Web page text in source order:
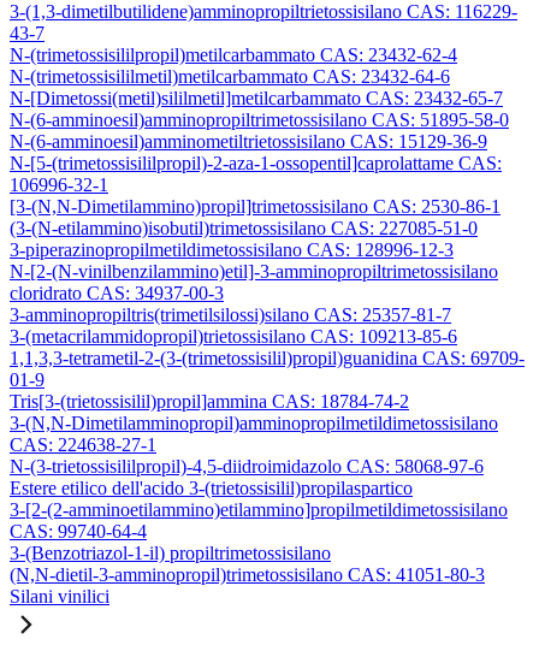
3-(1,3-dimetilbutilidene)amminopropiltrietossisilano CAS: 116229-
43-7
N-(trimetossisililpropil)metilcarbammato CAS: 23432-62-4
N-(trimetossisililmetil)metilcarbammato CAS: 23432-64-6
N-[Dimetossi(metil)sililmetil]metilcarbammato CAS: 23432-65-7
N-(6-amminoesil)amminopropiltrimetossisilano CAS: 51895-58-0
N-(6-amminoesil)amminometiltrietossisilano CAS: 15129-36-9
N-[5-(trimetossisililpropil)-2-aza-1-ossopentil]caprolattame CAS:
106996-32-1
[3-(N,N-Dimetilammino)propil]trimetossisilano CAS: 2530-86-1
(3-(N-etilammino)isobutil)trimetossisilano CAS: 227085-51-0
3-piperazinopropilmetildimetossisilano CAS: 128996-12-3
N-[2-(N-vinilbenzilammino)etil]-3-amminopropiltrimetossisilano
cloridrato CAS: 34937-00-3
3-amminopropiltris(trimetilsilossi)silano CAS: 25357-81-7
3-(metacrilammidopropil)trietossisilano CAS: 109213-85-6
1,1,3,3-tetrametil-2-(3-(trimetossisilil)propil)guanidina CAS: 69709-
01-9
Tris[3-(trietossisilil)propil]ammina CAS: 18784-74-2
3-(N,N-Dimetilamminopropil)amminopropilmetildimetossisilano
CAS: 224638-27-1
N-(3-trietossisililpropil)-4,5-diidroimidazolo CAS: 58068-97-6
Estere etilico dell'acido 3-(trietossisilil)propilaspartico
3-[2-(2-amminoetilammino)etilammino]propilmetildimetossisilano
CAS: 99740-64-4
3-(Benzotriazol-1-il) propiltrimetossisilano
(N,N-dietil-3-amminopropil)trimetossisilano CAS: 41051-80-3
Silani vinilici